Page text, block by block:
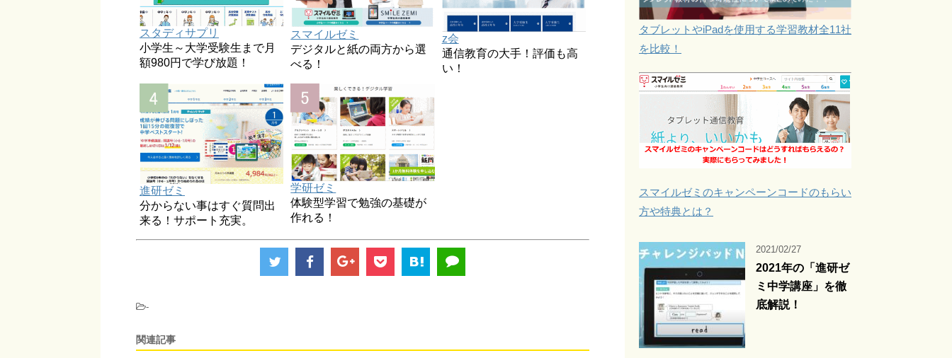
スタディサプリ
小学生～大学受験生まで月
額980円で学び放題！
スマイルゼミ
デジタルと紙の両方から選
べる！
z会
通信教育の大手！評価も高
い！
進研ゼミ
分からない事はすぐ質問出
来る！サポート充実。
学研ゼミ
体験型学習で勉強の基礎が
作れる！
-
関連記事
タブレットやiPadを使用する学習教材全11社
を比較！
スマイルゼミのキャンペーンコードのもらい
方や特典とは？
2021/02/27
2021年の「進研ゼ
ミ中学講座」を徹
底解説！